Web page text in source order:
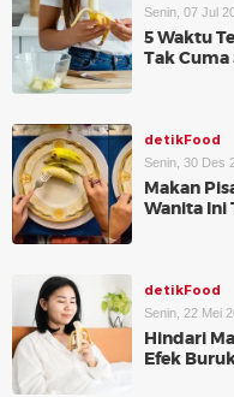
Senin, 07 Jul
5 Waktu
Tak Cuma
detikFood
Senin, 30 Des
Makan
Wanita Ini
detikFood
Senin, 22 Mei
Hindari
Efek